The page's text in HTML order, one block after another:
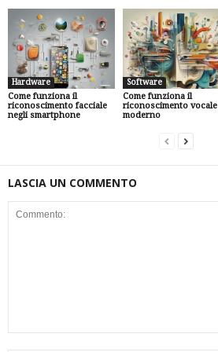
Hardware
Come funziona il
riconoscimento facciale
negli smartphone
Software
Come funziona il
riconoscimento vocale
moderno
LASCIA UN COMMENTO